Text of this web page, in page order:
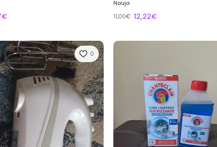
Nauja
11,00€ 12,22€
0